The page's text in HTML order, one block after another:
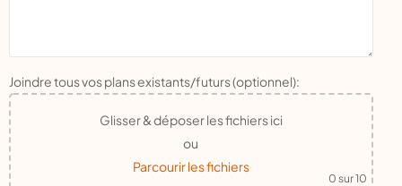
Joindre tous vos plans existants/futurs (optionnel):
Glisser & déposer les fichiers ici
ou
Parcourir les fichiers
0 sur 10